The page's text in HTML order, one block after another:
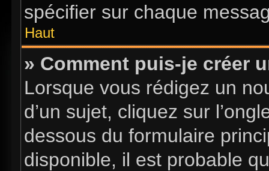
spécifier sur chaque
Haut
» Comment puis-je créer
Lorsque vous rédigez un
d’un sujet, cliquez sur
dessous du formulaire
disponible, il est probable